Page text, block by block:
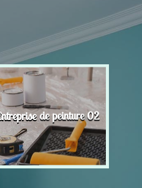
de peinture 02